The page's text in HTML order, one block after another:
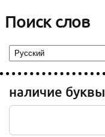
Поиск слов
наличие буквы